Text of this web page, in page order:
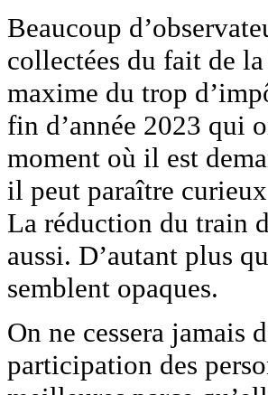
Beaucoup
collectées du fait de
maxime du trop
fin d’année 2023 qui
moment où il est
il peut paraître
La réduction du train
aussi. D’autant plus
semblent opaques.
On ne cessera jamais
participation des